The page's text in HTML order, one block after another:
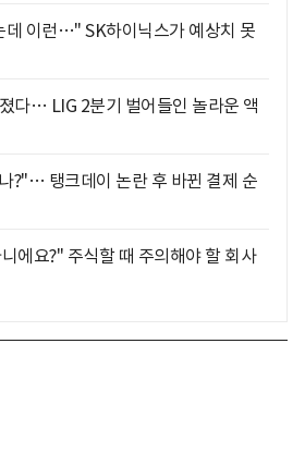
데 이런…" SK하이닉스가 예상치 못
다… LIG 2분기 벌어들인 놀라운 액
?"… 탱크데이 논란 후 바뀐 결제 순
에요?" 주식할 때 주의해야 할 회사